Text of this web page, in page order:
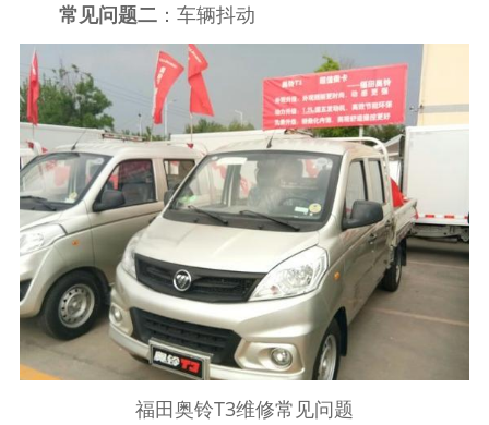
常见问题二：车辆抖动
福田奥铃T3维修常见问题